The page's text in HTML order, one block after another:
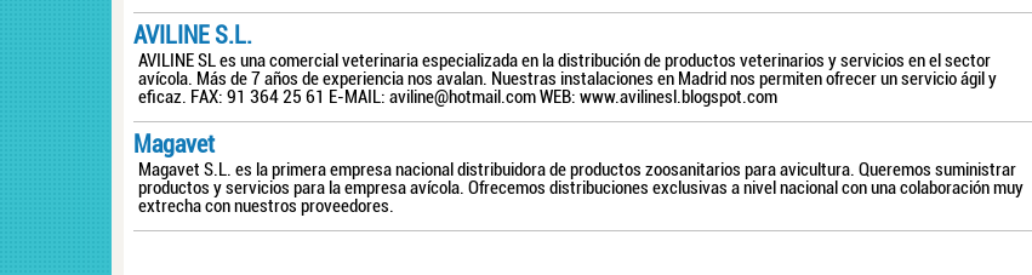
AVILINE S.L.
AVILINE SL es una comercial veterinaria especializada en la distribución de productos veterinarios y servicios en el sector
avícola. Más de 7 años de experiencia nos avalan. Nuestras instalaciones en Madrid nos permiten ofrecer un servicio ágil y
eficaz. FAX: 91 364 25 61 E-MAIL: aviline@hotmail.comWEB: www.avilinesl.blogspot.com
Magavet
Magavet S.L. es la primera empresa nacional distribuidora de productos zoosanitarios para avicultura. Queremos suministrar
productos y servicios para la empresa avícola. Ofrecemos distribuciones exclusivas a nivel nacional con una colaboración muy
extrecha con nuestros proveedores.